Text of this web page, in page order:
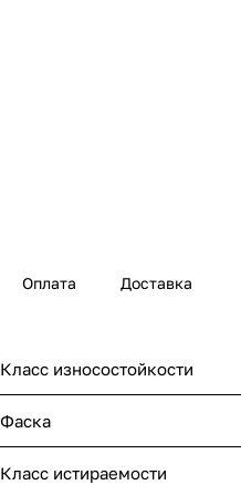
Оплата Доставка
Класс износостойкости
Фаска
Класс истираемости